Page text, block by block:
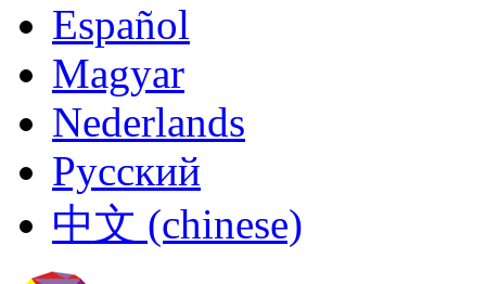
Español
Magyar
Nederlands
Русский
中文 (chinese)